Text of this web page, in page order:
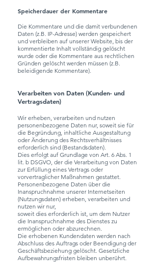
Speicherdauer der Kommentare
Die Kommentare und die damit verbundenen
Daten (z.B. IP-Adresse) werden gespeichert
und verbleiben auf unserer Website, bis der
kommentierte Inhalt vollständig gelöscht
wurde oder die Kommentare aus rechtlichen
Gründen gelöscht werden müssen (z.B.
beleidigende Kommentare).
Verarbeiten von Daten (Kunden- und
Vertragsdaten)
Wir erheben, verarbeiten und nutzen
personenbezogene Daten nur, soweit sie für
die Begründung, inhaltliche Ausgestaltung
oder Änderung des Rechtsverhältnisses
erforderlich sind (Bestandsdaten).
Dies erfolgt auf Grundlage von Art. 6 Abs. 1
lit. b DSGVO, der die Verarbeitung von Daten
zur Erfüllung eines Vertrags oder
vorvertraglicher Maßnahmen gestattet.
Personenbezogene Daten über die
Inanspruchnahme unserer Internetseiten
(Nutzungsdaten) erheben, verarbeiten und
nutzen wir nur,
soweit dies erforderlich ist, um dem Nutzer
die Inanspruchnahme des Dienstes zu
ermöglichen oder abzurechnen.
Die erhobenen Kundendaten werden nach
Abschluss des Auftrags oder Beendigung der
Geschäftsbeziehung gelöscht. Gesetzliche
Aufbewahrungsfristen bleiben unberührt.